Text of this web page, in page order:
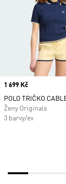
Price
1 699 Kč
POLO TRIČKO
Ženy Originals
3 barvy/ev